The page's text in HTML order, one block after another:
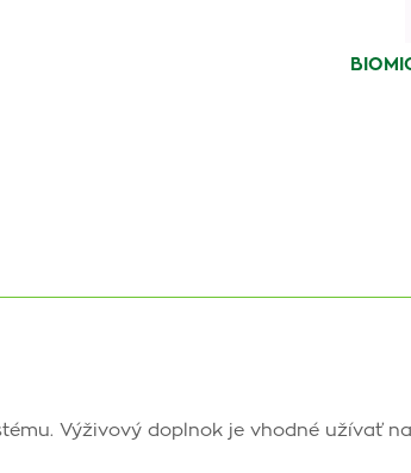
Výživový doplnok je vhodné užívať